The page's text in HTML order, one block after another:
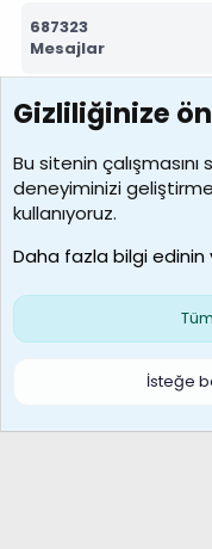
687323
Mesajlar
7390
Kullanıcılar
MosesBrownHayranı
Son üye
Çerezler
Gizliliğinize
Bu sitenin
deneyiminizi
kullanıyoruz.
Daha fazla bilgi edinin
İsteğe